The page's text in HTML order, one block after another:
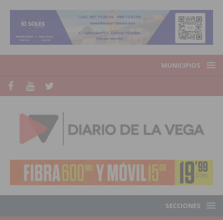
MUNICIPIOS
SECCIONES